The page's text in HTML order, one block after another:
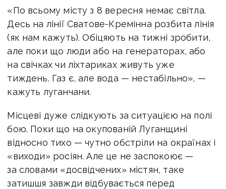
«По всьому місту з 8 вересня немає світла.
Десь на лінії Сватове-Кремінна розбита лінія
(як нам кажуть). Обіцяють на тижні зробити,
але поки що люди або на генераторах, або
на свічках чи ліхтариках живуть уже
тиждень. Газ є, але вода — нестабільно», —
кажуть луганчани.
Місцеві дуже слідкують за ситуацією на полі
бою. Поки що на окупованій Луганщині
відносно тихо — чутно обстріли на окраїнах і
«виходи» росіян. Але це не заспокоює —
за словами «досвідчених» містян, таке
затишшя завжди відбувається перед